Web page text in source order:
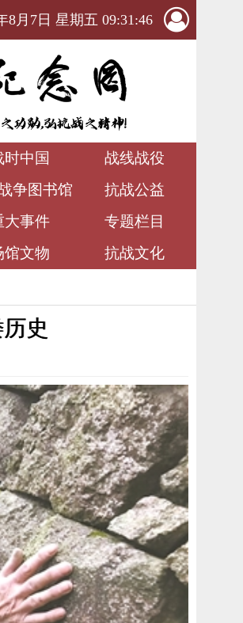
8月7日 星期五 09:31:47
时中国
战线战役
争图书馆
抗战公益
大事件
专题栏目
馆文物 抗战文化
史